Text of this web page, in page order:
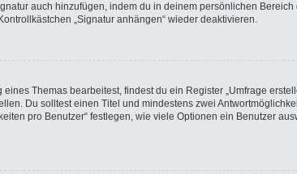
auch hinzufügen, indem du in deinem persönlichen
„Signatur anhängen“ wieder deaktivieren.
Themas bearbeitest, findest du ein Register „Umfrage
Du solltest einen Titel und mindestens zwei
pro Benutzer“ festlegen, wie viele Optionen ein Benutzer